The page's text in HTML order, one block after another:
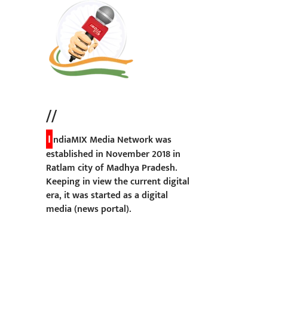
//
I ndiaMIX Media Network was
established in November 2018 in
Ratlam city of Madhya Pradesh.
Keeping in view the current digital
era, it was started as a digital
media (news portal).